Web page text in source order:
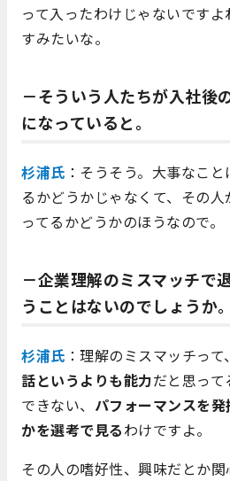
って入ったわけじゃないです
すみたいな。
－そういう人たちが入社後
になっていると。
杉浦氏 ：そうそう。大事なこ
るかどうかじゃなくて、その
ってるかどうかのほうなので。
－企業理解のミスマッチで
うことはないのでしょうか。
杉浦氏 ：理解のミスマッチって
話というよりも能力だと思っ
できない、 パフォーマンスを
かを選考で見るわけですよ。
その人の嗜好性、興味だとか